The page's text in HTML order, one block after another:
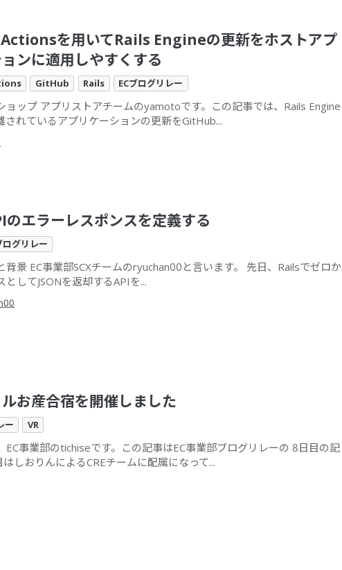
を用いてRails Engineの更新をホストアプ
ンに適用しやすくする
GitHub Rails ECブログリレー
ョップ アプリストアチームのyamotoです。この記事では、Rails Engine
されているアプリケーションの更新をGitHub...
のエラーレスポンスを定義する
ログリレー
背景 EC事業部SCXチームのryuchan00と言います。 先日、Railsでゼロか
としてJSONを返却するAPIを...
お産合宿を開催しました
ー VR
EC事業部のtichiseです。この記事はEC事業部ブログリレーの 8日目の記
しおりんによるCREチームに配属になって...